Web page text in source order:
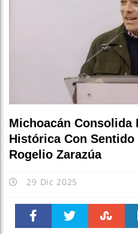
Michoacán Consolida
Histórica Con Sentido
Rogelio Zarazúa
29 Dic 2025